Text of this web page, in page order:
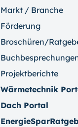
Markt / Branche
Förderung
Broschüren/
Projektberichte
Wärmetechnik
Dach Portal